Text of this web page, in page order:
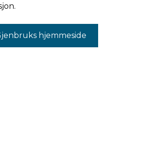
hjemmeside